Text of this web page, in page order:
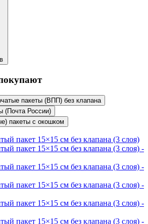
пакеты (ВПП) без клапана
(Почта России)
пакеты с окошком